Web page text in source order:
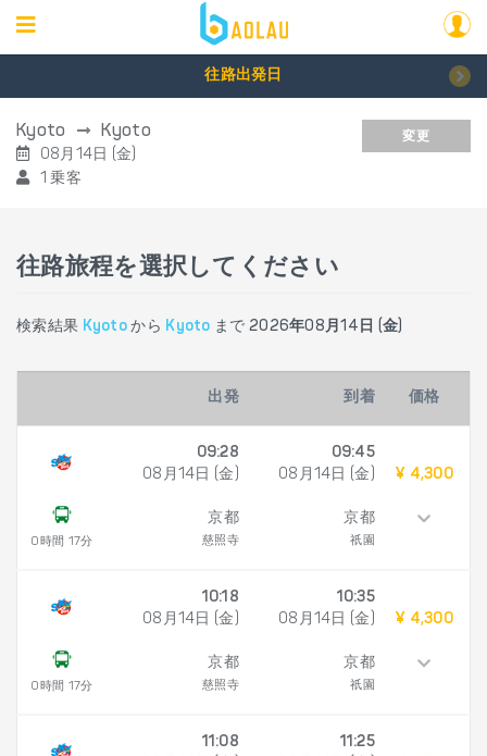
往路出発日
Kyoto Kyoto
08月14日 (金)
1 乗客
変更
往路旅程を選択してください
検索結果 Kyoto から Kyoto まで 2026年08月14日 (金)
出発 到着 価格
0時間 17分
09:28
08月14日 (金)
京都
慈照寺
09:45
08月14日 (金)
京都
祇園
¥ 4,300
0時間 17分
10:18
08月14日 (金)
京都
慈照寺
10:35
08月14日 (金)
京都
祇園
¥ 4,300
11:08
11:25